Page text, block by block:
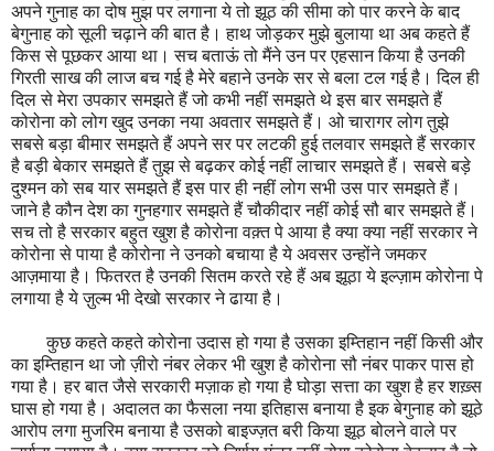
अपने गुनाह का दोष मुझ पर लगाना ये तो झूठ की सीमा को पार करने के बाद
बेगुनाह को सूली चढ़ाने की बात है। हाथ जोड़कर मुझे बुलाया था अब कहते हैं
किस से पूछकर आया था। सच बताऊं तो मैंने उन पर एहसान किया है उनकी
गिरती साख की लाज बच गई है मेरे बहाने उनके सर से बला टल गई है। दिल ही
दिल से मेरा उपकार समझते हैं जो कभी नहीं समझते थे इस बार समझते हैं
कोरोना को लोग खुद उनका नया अवतार समझते हैं। ओ चारागर लोग तुझे
सबसे बड़ा बीमार समझते हैं अपने सर पर लटकी हुई तलवार समझते हैं सरकार
है बड़ी बेकार समझते हैं तुझ से बढ़कर कोई नहीं लाचार समझते हैं। सबसे बड़े
दुश्मन को सब यार समझते हैं इस पार ही नहीं लोग सभी उस पार समझते हैं।
जाने है कौन देश का गुनहगार समझते हैं चौकीदार नहीं कोई सौ बार समझते हैं।
सच तो है सरकार बहुत खुश है कोरोना वक़्त पे आया है क्या क्या नहीं सरकार ने
कोरोना से पाया है कोरोना ने उनको बचाया है ये अवसर उन्होंने जमकर
आज़माया है। फितरत है उनकी सितम करते रहे हैं अब झूठा ये इल्ज़ाम कोरोना पे
लगाया है ये ज़ुल्म भी देखो सरकार ने ढाया है।
कुछ कहते कहते कोरोना उदास हो गया है उसका इम्तिहान नहीं किसी और
का इम्तिहान था जो ज़ीरो नंबर लेकर भी खुश है कोरोना सौ नंबर पाकर पास हो
गया है। हर बात जैसे सरकारी मज़ाक हो गया है घोड़ा सत्ता का खुश है हर शख़्स
घास हो गया है। अदालत का फैसला नया इतिहास बनाया है इक बेगुनाह को झूठे
आरोप लगा मुजरिम बनाया है उसको बाइज्ज़त बरी किया झूठ बोलने वाले पर